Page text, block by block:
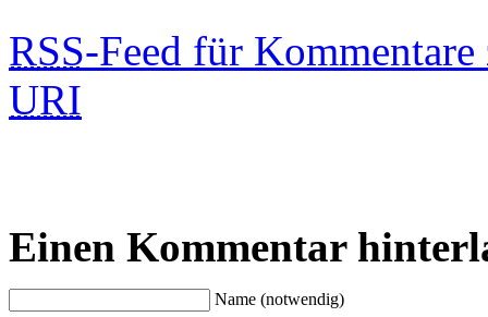
RSS-Feed für
URI
Einen Kommentar
Name (notwendig)